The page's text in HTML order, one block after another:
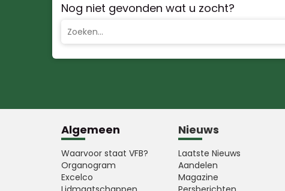
Nog niet gevonden wat u zocht?
Algemeen
Waarvoor staat VFB?
Organogram
Excelco
Nieuws
Laatste Nieuws
Aandelen
Magazine